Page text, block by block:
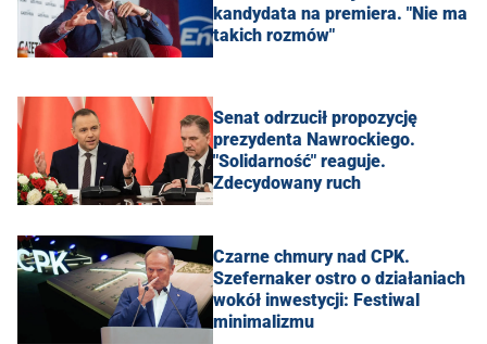
kandydata na premiera. "Nie ma
takich rozmów"
Senat odrzucił propozycję
prezydenta Nawrockiego.
"Solidarność" reaguje.
Zdecydowany ruch
Czarne chmury nad CPK.
Szefernaker ostro o działaniach
wokół inwestycji: Festiwal
minimalizmu